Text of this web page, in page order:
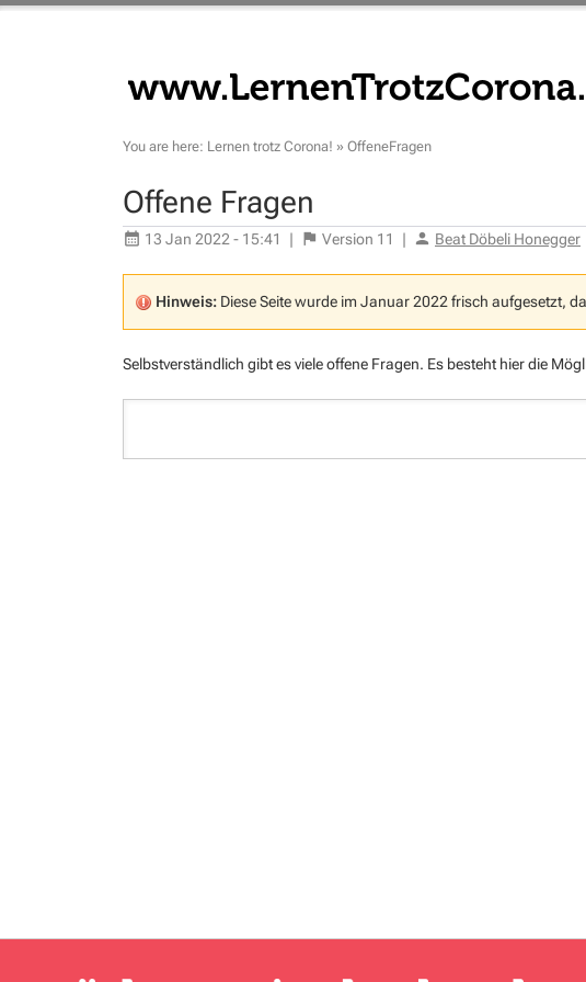
You are here: Lernen trotz Corona! » OffeneFragen
Offene Fragen
13 Jan 2022 - 15:41 | Version 11 | Beat Döbeli Honegger
Hinweis: Diese Seite wurde im Januar 2022 frisch aufgesetzt,
Selbstverständlich gibt es viele offene Fragen. Es besteht hier die